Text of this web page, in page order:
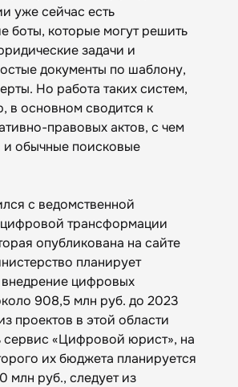
уже сейчас есть
боты, которые могут решить
задачи и
документы по шаблону,
Но работа таких систем,
в основном сводится к
правовых актов, с чем
и обычные поисковые
с ведомственной
трансформации
опубликована на сайте
планирует
внедрение цифровых
908,5 млн руб. до 2023
проектов в этой области
сервис «Цифровой юрист», на
их бюджета планируется
млн руб., следует из